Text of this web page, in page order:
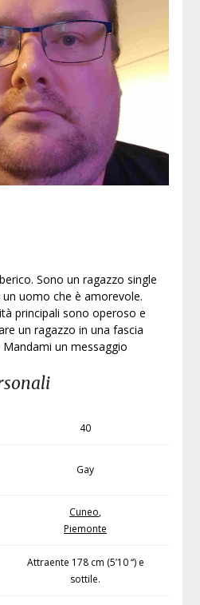
Sono un ragazzo single
uomo che è amorevole.
principali sono operoso e
un ragazzo in una fascia
Mandami un messaggio
40
Gay
Cuneo,
Piemonte
Attraente 178 cm (5’10 “) e
sottile.